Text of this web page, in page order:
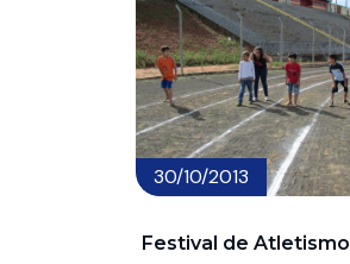
30/10/2013
Festival de Atletismo